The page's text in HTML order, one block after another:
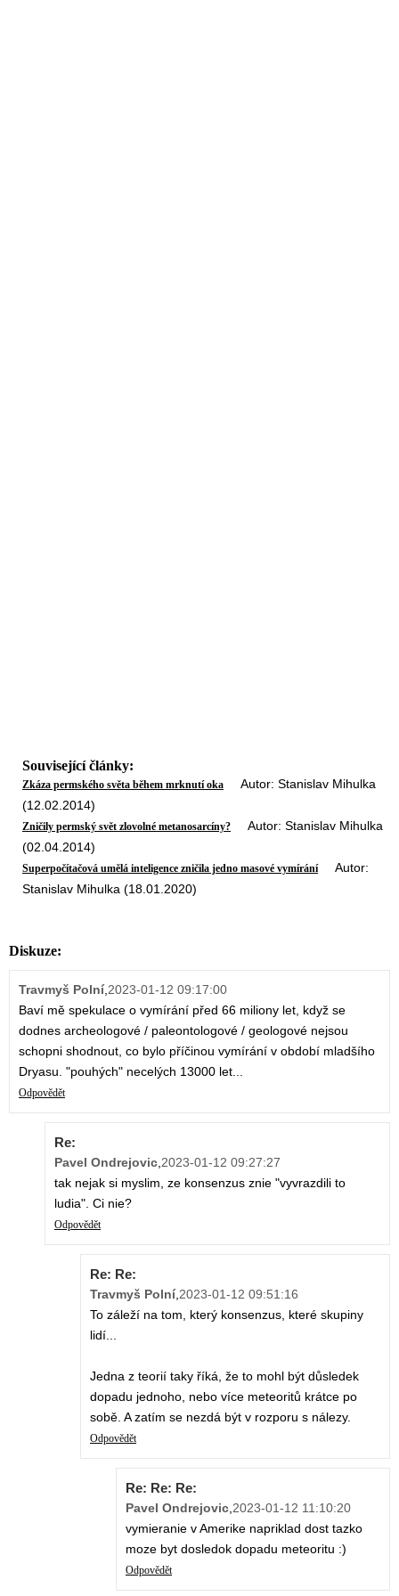
Související články:
Zkáza permského světa během mrknutí oka Autor: Stanislav Mihulka
(12.02.2014)
Zničily permský svět zlovolné metanosarcíny? Autor: Stanislav Mihulka
(02.04.2014)
Superpočítačová umělá inteligence zničila jedno masové vymíráníAutor:
Stanislav Mihulka (18.01.2020)
Diskuze:
Travmyš Polní,2023-01-12 09:17:00
Baví mě spekulace o vymírání před 66 miliony let, když se
dodnes archeologové / paleontologové / geologové nejsou
schopni shodnout, co bylo příčinou vymírání v období mladšího
Dryasu. "pouhých" necelých 13000 let...
Odpovědět
Re:
Pavel Ondrejovic,2023-01-12 09:27:27
tak nejak si myslim, ze konsenzus znie "vyvrazdili to
ludia". Ci nie?
Odpovědět
Re: Re:
Travmyš Polní,2023-01-12 09:51:16
To záleží na tom, který konsenzus, které skupiny
lidí...
Jedna z teorií taky říká, že to mohl být důsledek
dopadu jednoho, nebo více meteoritů krátce po
sobě. A zatím se nezdá být v rozporu s nálezy.
Odpovědět
Re: Re: Re:
Pavel Ondrejovic,2023-01-12 11:10:20
vymieranie v Amerike napriklad dost tazko
moze byt dosledok dopadu meteoritu :)
Odpovědět